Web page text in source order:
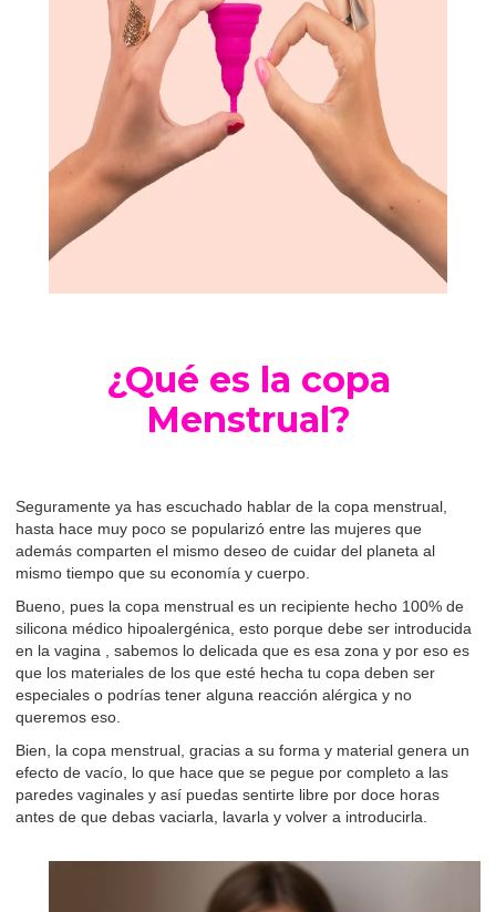
¿Qué es la copa
Menstrual?
Seguramente ya has escuchado hablar de la copa menstrual,
hasta hace muy poco se popularizó entre las mujeres que
además comparten el mismo deseo de cuidar del planeta al
mismo tiempo que su economía y cuerpo.
Bueno, pues la copa menstrual es un recipiente hecho 100% de
silicona médico hipoalergénica, esto porque debe ser introducida
en la vagina , sabemos lo delicada que es esa zona y por eso es
que los materiales de los que esté hecha tu copa deben ser
especiales o podrías tener alguna reacción alérgica y no
queremos eso.
Bien, la copa menstrual, gracias a su forma y material genera un
efecto de vacío, lo que hace que se pegue por completo a las
paredes vaginales y así puedas sentirte libre por doce horas
antes de que debas vaciarla, lavarla y volver a introducirla.